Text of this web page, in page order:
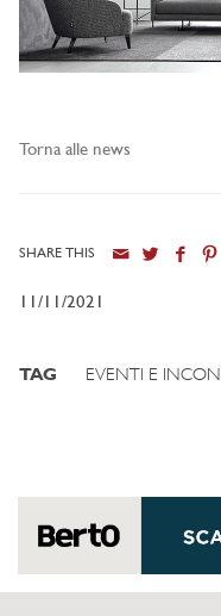
Torna alle news
SHARE THIS
11/11/2021
TAG EVENTI E